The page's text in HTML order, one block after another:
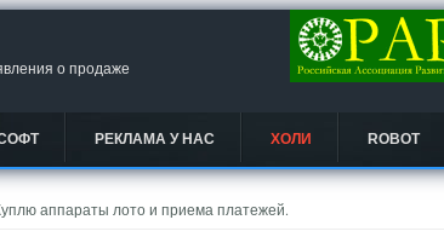
о продаже
РЕКЛАМА У НАС ХОЛИ ROBOT
аппараты лото и приема платежей.